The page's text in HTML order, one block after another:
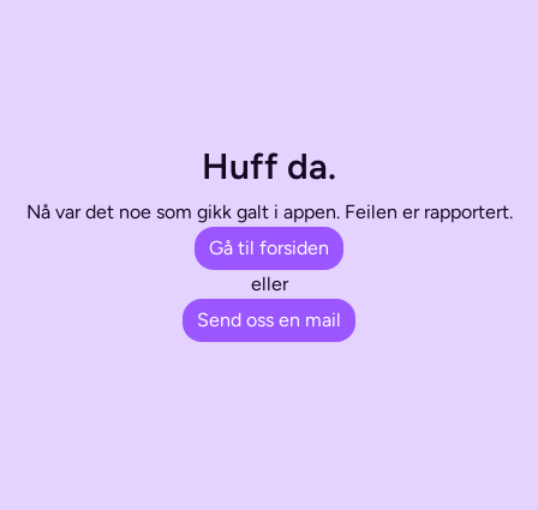
Huff da.
Nå var det noe som gikk galt i appen. Feilen er rapportert.
Gå til forsiden
eller
Send oss en mail